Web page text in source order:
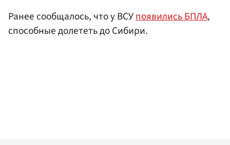
Ранее сообщалось, что у ВСУпоявились БПЛА,
способные долететь до Сибири.